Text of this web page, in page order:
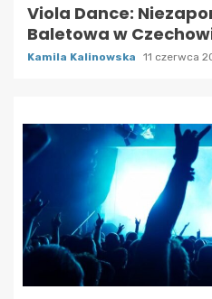
Viola Dance:
Baletowa w
Kamila Kalinowska 11 czerwca